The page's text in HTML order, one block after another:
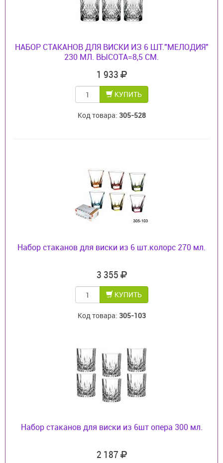
НАБОР СТАКАНОВ ДЛЯ ВИСКИ ИЗ 6 ШТ."МЕЛОДИЯ"
230 МЛ. ВЫСОТА=8,5 СМ.
1 933
КУПИТЬ
Код товара: 305-528
Набор стаканов для виски из 6 шт.колорс 270 мл.
3 355
КУПИТЬ
Код товара: 305-103
Набор стаканов для виски из 6шт опера 300 мл.
2 187